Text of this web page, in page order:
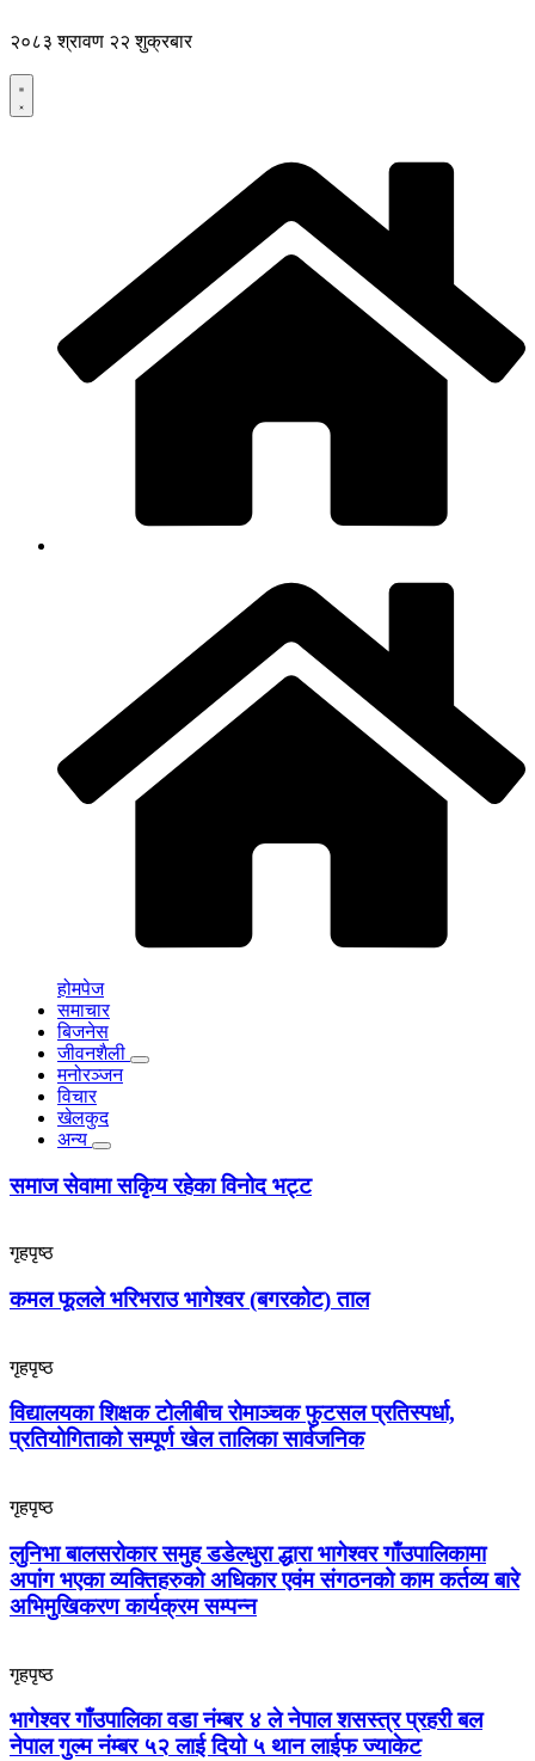
to
२०८३ श्रावण २२ शुक्रबार
होमपेज
समाचार
बिजनेस
जीवनशैली
मनोरञ्जन
विचार
खेलकुद
अन्य
समाज सेवामा सकिृय रहेका विनोद भट्ट
गृहपृष्ठ
कमल फूलले भरिभराउ भागेश्वर (बगरकोट) ताल
गृहपृष्ठ
विद्यालयका शिक्षक टोलीबीच रोमाञ्चक फुटसल प्रतिस्पर्धा,
प्रतियोगिताको सम्पूर्ण खेल तालिका सार्वजनिक
गृहपृष्ठ
लुनिभा बालसरोकार समुह डडेल्धुरा द्धारा भागेश्वर गाँउपालिकामा
अपांग भएका व्यक्तिहरुको अधिकार एवंम संगठनको काम कर्तव्य बारे
अभिमुखिकरण कार्यक्रम सम्पन्न
गृहपृष्ठ
भागेश्वर गाँउपालिका वडा नंम्बर ४ ले नेपाल शसस्त्र प्रहरी बल
नेपाल गुल्म नंम्बर ५२ लाई दियो ५ थान लाईफ ज्याकेट